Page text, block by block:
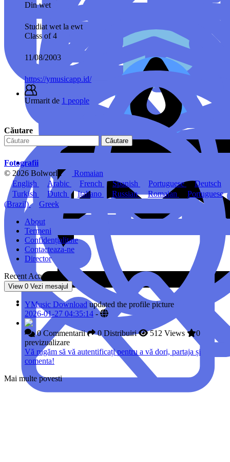
Dinwet
Studiat wet la ewt
Class of 4
11/08/2003
https://ymusicapp.id/
Urmarit de 1 people
Căutare
Căutare
Fotografii
© 2026 Bolworld
Romaian
English
Arabic French Spanish Portuguese
Deutsch
Turkish
Dutch Italiano Russian Romaian
Portuguese
(Brazil)
Greek
About
Termeni
Confidențialitate
Contacteaza-ne
Director
Recent Actualizat
View 0 Vezi mesajul
YMusic Download updated the profile picture
2026-01-27 04:35:14 -
0 Commentarii 0 Distribuiri 512 Views
0
previzualizare
Vă rugăm să vă autentificați pentru a vă dori, partaja și
comenta!
Mai multe povesti